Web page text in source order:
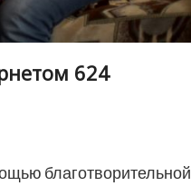
624
благотворительной